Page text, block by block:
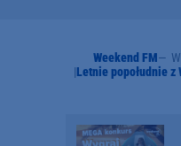
Weekend FM
Letnie popołudnie z